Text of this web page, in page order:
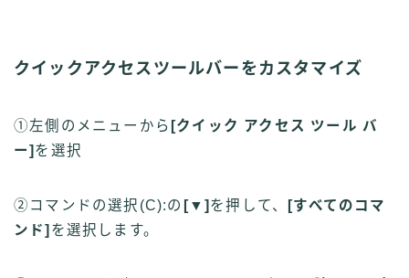
クイックアクセスツールバーをカスタマイズ
①左側のメニューから [クイック アクセス ツール バ
ー] を選択
②コマンドの選択(C):の [▼] を押して、
[すべてのコマ
ンド] を選択します。